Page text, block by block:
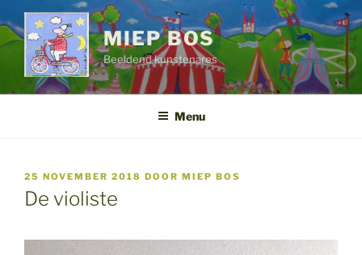
naar
de
inhoud
MIEP BOS
Beeldend kunstenares
Menu
GEPLAATST
OP
25 NOVEMBER 2018 DOOR MIEP BOS
De violiste